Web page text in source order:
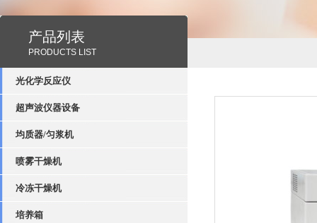
产品列表
PRODUCTS LIST
光化学反应仪
超声波仪器设备
均质器/匀浆机
喷雾干燥机
冷冻干燥机
培养箱